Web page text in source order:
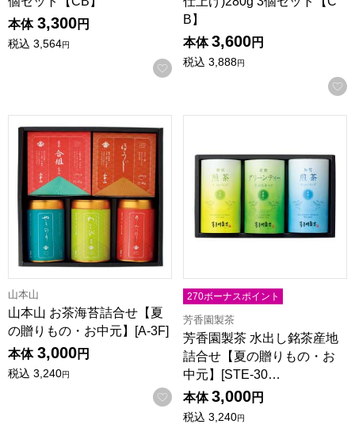
本体 3,300円
税込 3,564円
お気に入りに登録する
B】
本体 3,600円
税込 3,888円
山本山 お茶海苔詰合せ【夏の贈りもの・お中元】[A-3F]
山本山
山本山 お茶海苔詰合せ【夏
の贈りもの・お中元】[A-3F]
本体 3,000円
税込 3,240円
お気に入りに登録する
270ボーナスポイント
芳香園製茶
芳香園製茶 水出し銘茶産地
詰合せ【夏の贈りもの・お
中元】[STE-30…
本体 3,000円
税込 3,240円